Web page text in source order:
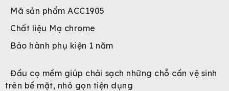
Mã sản phẩm ACC1905
Chất liệu Mạ chrome
Bảo hành phụ kiện 1 năm
Đầu cọ mềm giúp chải sạch những chỗ cần vệ sinh
trên bề mặt, nhỏ gọn tiện dụng